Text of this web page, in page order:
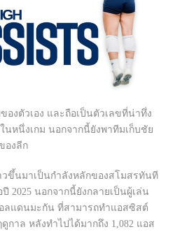
งตัวเอง และถือเป็นตัวเลขที่น่าทึ่ง
นหนึ่งเกม นอกจากนี้ยังพาทีมเก็บชัย
องลีก
วขึ้นมาเป็นกำลังหลักของสโมสรทันที
2025 นอกจากนี้ยังกลายเป็นผู้เล่น
ลแดนมะกัน ที่สามารถทำแอสซิสต์
กาล หลังทำไปได้มากถึง 1,082 แอส